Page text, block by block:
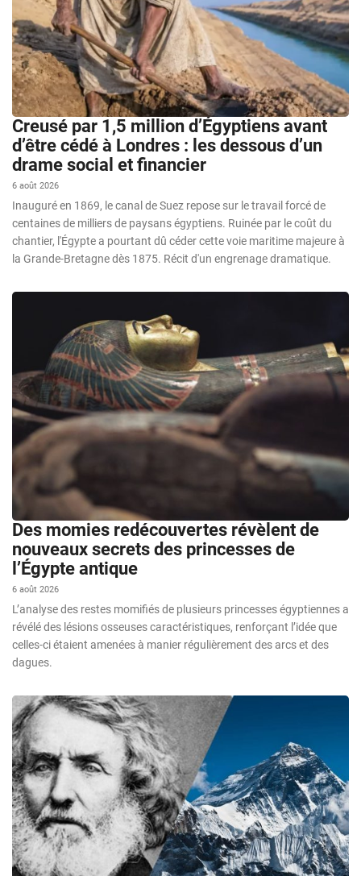
Creusé par 1,5 million d’Égyptiens avant
d’être cédé à Londres : les dessous d’un
drame social et financier
6 août 2026
Inauguré en 1869, le canal de Suez repose sur le travail forcé de
centaines de milliers de paysans égyptiens. Ruinée par le coût du
chantier, l'Égypte a pourtant dû céder cette voie maritime majeure à
la Grande-Bretagne dès 1875. Récit d'un engrenage dramatique.
Des momies redécouvertes révèlent de
nouveaux secrets des princesses de
l’Égypte antique
6 août 2026
L’analyse des restes momifiés de plusieurs princesses égyptiennes a
révélé des lésions osseuses caractéristiques, renforçant l’idée que
celles-ci étaient amenées à manier régulièrement des arcs et des
dagues.